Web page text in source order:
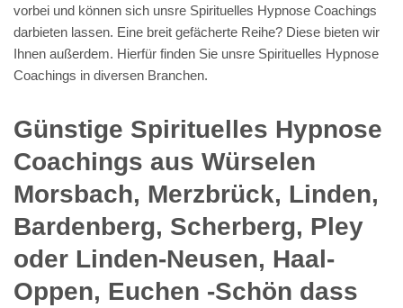
vorbei und können sich unsre Spirituelles Hypnose Coachings
darbieten lassen. Eine breit gefächerte Reihe? Diese bieten wir
Ihnen außerdem. Hierfür finden Sie unsre Spirituelles Hypnose
Coachings in diversen Branchen.
Günstige Spirituelles Hypnose
Coachings aus Würselen
Morsbach, Merzbrück, Linden,
Bardenberg, Scherberg, Pley
oder Linden-Neusen, Haal-
Oppen, Euchen -Schön dass